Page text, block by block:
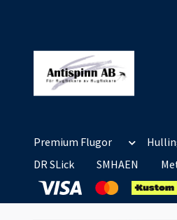
Premium Flugor
DR SLick
SMHAEN